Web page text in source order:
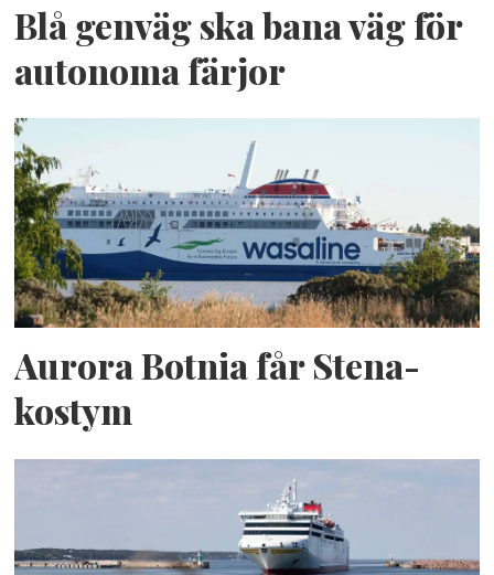
Blå genväg ska bana väg för
autonoma färjor
Aurora Botnia får Stena-
kostym